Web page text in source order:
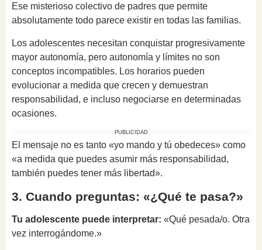
Ese misterioso colectivo de padres que permite
absolutamente todo parece existir en todas las familias.
Los adolescentes necesitan conquistar progresivamente
mayor autonomía, pero autonomía y límites no son
conceptos incompatibles. Los horarios pueden
evolucionar a medida que crecen y demuestran
responsabilidad, e incluso negociarse en determinadas
ocasiones.
PUBLICIDAD
El mensaje no es tanto «yo mando y tú obedeces» como
«a medida que puedes asumir más responsabilidad,
también puedes tener más libertad».
3. Cuando preguntas: «¿Qué te pasa?»
Tu adolescente puede interpretar: «Qué pesada/o. Otra
vez interrogándome.»